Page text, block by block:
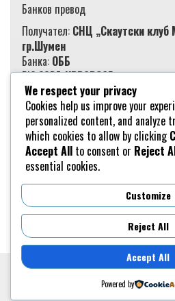
Банков превод
Получател: СНЦ „Скаутски клуб
гр.Шумен
Банка: ОББ
BIC CODE:UBBSBGSF
IBAN:BG59UBBS80021032966940
В полетооснование за превод
децата/младежите, за които
IAMSocial, a WordPress Theme
We respect your privacy
Cookies help us improve your
personalized content, and analyze
which cookies to allow by clicking
Accept All to consent or Reject
essential cookies.
Customize
Reject All
Accept All
Powered by